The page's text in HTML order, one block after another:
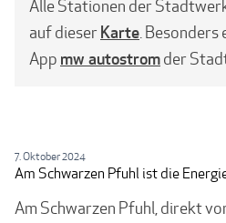
Alle Stationen der
auf dieser Karte. Besonders
App mw autostromder
7. Oktober 2024
Am Schwarzen Pfuhl ist die
Am Schwarzen Pfuhl, direkt